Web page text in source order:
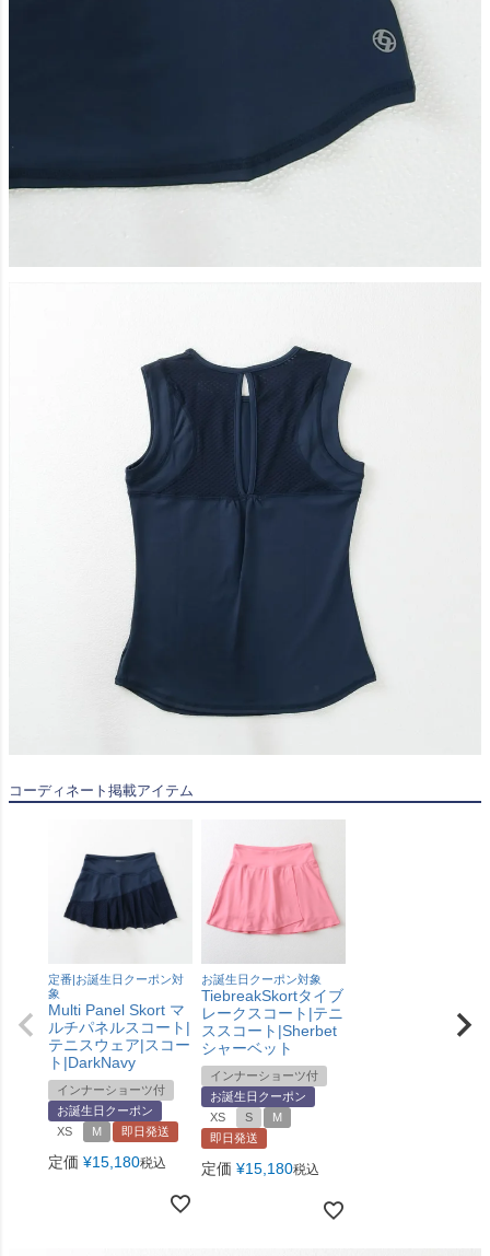
コーディネート掲載アイテム
定番|お誕生日クーポン対
象
Multi Panel Skort マ
ルチパネルスコート|
テニスウェア|スコー
ト|DarkNavy
インナーショーツ付
お誕生日クーポン
XS
M 即日発送
定価 ¥15,180税込
お誕生日クーポン対象
TiebreakSkortタイブ
レークスコート|テニ
ススコート|Sherbet
シャーベット
インナーショーツ付
お誕生日クーポン
XS
S
M
即日発送
定価 ¥15,180税込